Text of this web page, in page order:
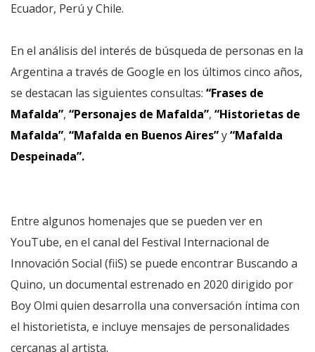
Ecuador, Perú y Chile.
En el análisis del interés de búsqueda de personas en la
Argentina a través de Google en los últimos cinco años,
se destacan las siguientes consultas: “Frases de
Mafalda”, “Personajes de Mafalda”, “Historietas de
Mafalda”, “Mafalda en Buenos Aires”y“Mafalda
Despeinada”.
Entre algunos homenajes que se pueden ver en
YouTube, en el canal del Festival Internacional de
Innovación Social (fiiS) se puede encontrar Buscando a
Quino, un documental estrenado en 2020 dirigido por
Boy Olmi quien desarrolla una conversación íntima con
el historietista, e incluye mensajes de personalidades
cercanas al artista.